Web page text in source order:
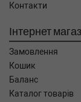
Контакти
Інтернет
Замовлення
Кошик
Баланс
Каталог товарів